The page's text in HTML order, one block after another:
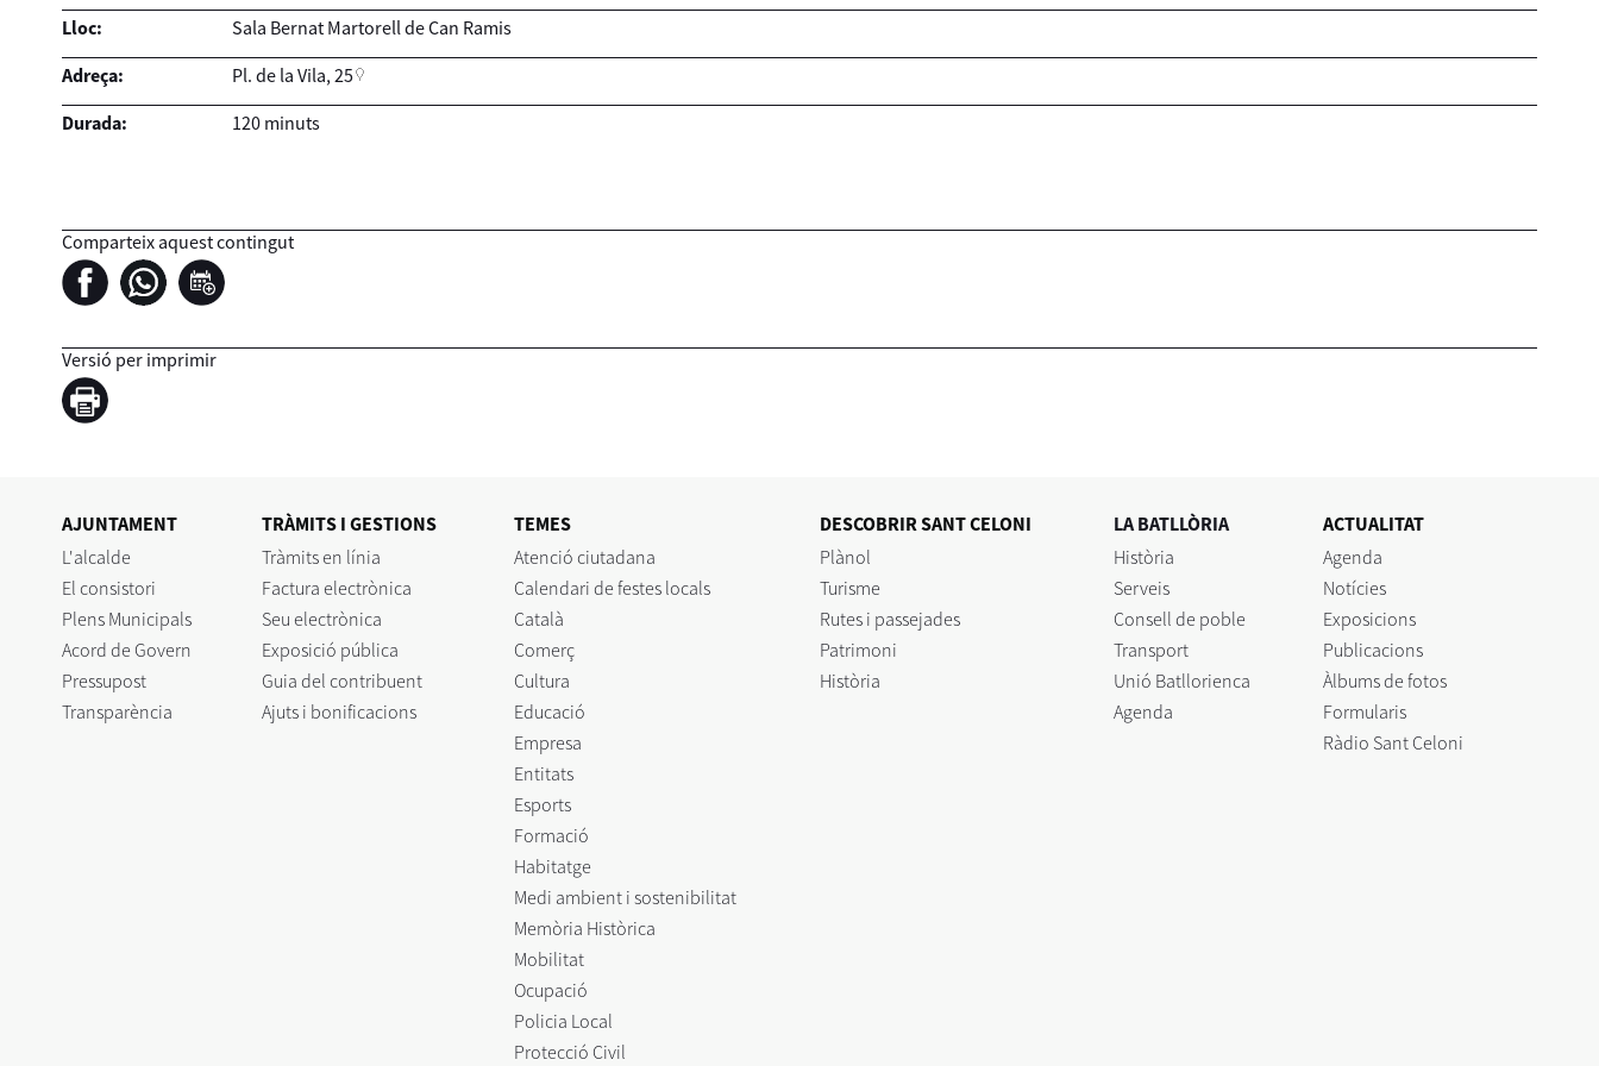
Lloc:
Sala Bernat Martorell de Can Ramis
Adreça:
Pl. de la Vila, 25
Durada:
120 minuts
Comparteix aquest contingut
Versió per imprimir
AJUNTAMENT
L'alcalde
El consistori
Plens Municipals
Acord de Govern
Pressupost
Transparència
TRÀMITS I GESTIONS
Tràmits en línia
Factura electrònica
Seu electrònica
Exposició pública
Guia del contribuent
Ajuts i bonificacions
TEMES
Atenció ciutadana
Calendari de festes locals
Català
Comerç
Cultura
Educació
Empresa
Entitats
Esports
Formació
Habitatge
Medi ambient i sostenibilitat
Memòria Històrica
Mobilitat
Ocupació
Policia Local
Protecció Civil
DESCOBRIR SANT CELONI
Plànol
Turisme
Rutes i passejades
Patrimoni
Història
LA BATLLÒRIA
Història
Serveis
Consell de poble
Transport
Unió Batllorienca
Agenda
ACTUALITAT
Agenda
Notícies
Exposicions
Publicacions
Àlbums de fotos
Formularis
Ràdio Sant Celoni